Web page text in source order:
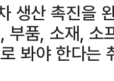
생산 촉진을
부품, 소재, 소
봐야 한다는